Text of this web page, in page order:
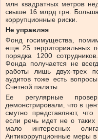
млн квадратных метров
свыше 16 млрд грн.
коррупционные риски.
Не управляя
Фонд госимущества,
еще 25 территориальных
порядка 1200
Фонда получается не
работы лишь двух-трех
аудитов тоже есть
Счетной палаты.
Ее регулярные
демонстрировали, что в
смутно представляют,
если речь идет не о
мало интересных
Антикоррупционные меры